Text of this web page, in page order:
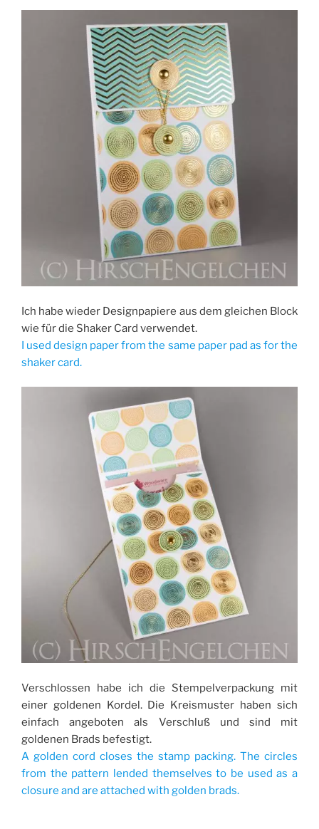
Ich habe wieder Designpapiere aus dem gleichen Block
wie für die Shaker Card verwendet.
I used design paper from the same paper pad as for the
shaker card.
Verschlossen habe ich die Stempelverpackung mit
einer goldenen Kordel. Die Kreismuster haben sich
einfach angeboten als Verschluß und sind mit
goldenen Brads befestigt.
A golden cord closes the stamp packing. The circles
from the pattern lended themselves to be used as a
closure and are attached with golden brads.